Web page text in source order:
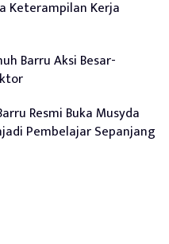
Keterampilan Kerja
Barru Aksi Besar-
Resmi Buka Musyda
Pembelajar Sepanjang